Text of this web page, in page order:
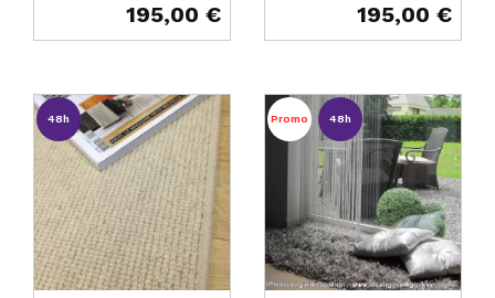
195,00 € 195,00 €
48h Promo 48h